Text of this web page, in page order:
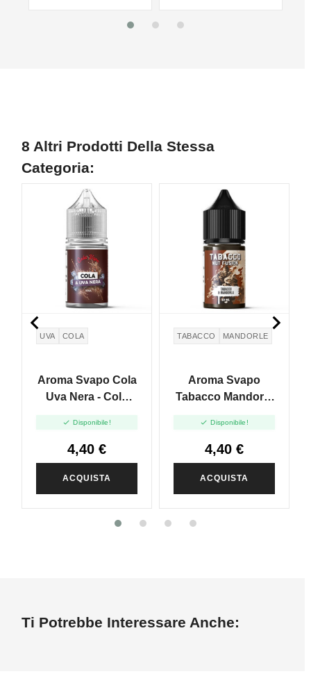
8 Altri Prodotti Della Stessa
Categoria:
UVA COLA
Aroma Svapo Cola
Uva Nera - Cola
10ml
 Disponibile!
4,40 €
ACQUISTA
TABACCO MANDORLE
Aroma Svapo
Tabacco Mandorla
Fusion - Mini Shot
10ml
 Disponibile!
4,40 €
ACQUISTA
 
Ti Potrebbe Interessare Anche: